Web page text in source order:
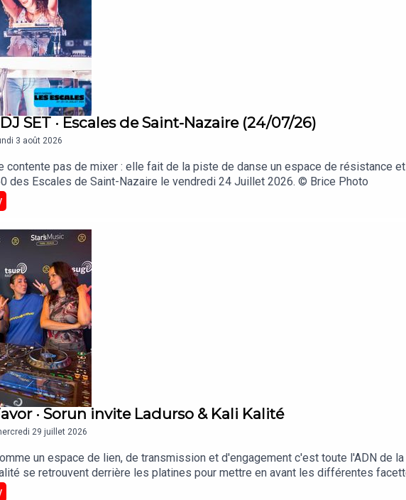
SET · Escales de Saint-Nazaire (24/07/26)
3 août 2026
contente pas de mixer : elle fait de la piste de danse un espace de résistance
des Escales de Saint-Nazaire le vendredi 24 Juillet 2026. © Brice Photo
· Sorun invite Ladurso & Kali Kalité
29 juillet 2026
un espace de lien, de transmission et d'engagement c'est toute l'ADN de
se retrouvent derrière les platines pour mettre en avant les différentes
Solidarité Sida suite à l'annulation de Solidays, fin juin. Si tu veux faire un